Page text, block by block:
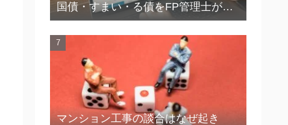
国債・すまい・る債をFP管理士が徹
底比較
マンション工事の談合はなぜ起き